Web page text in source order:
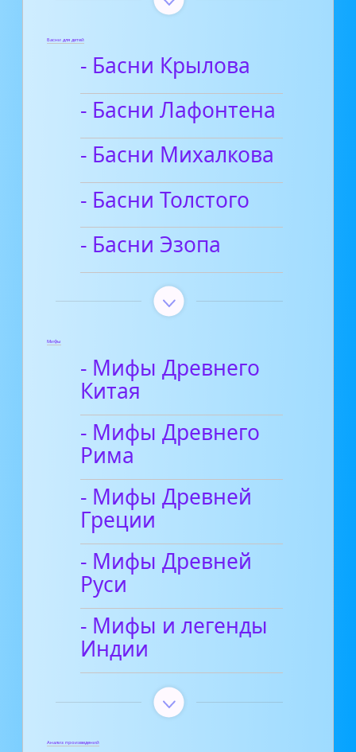
Басни для детей
- Басни Крылова
- Басни Лафонтена
- Басни Михалкова
- Басни Толстого
- Басни Эзопа
Мифы
- Мифы Древнего
Китая
- Мифы Древнего
Рима
- Мифы Древней
Греции
- Мифы Древней
Руси
- Мифы и легенды
Индии
Анализ произведений